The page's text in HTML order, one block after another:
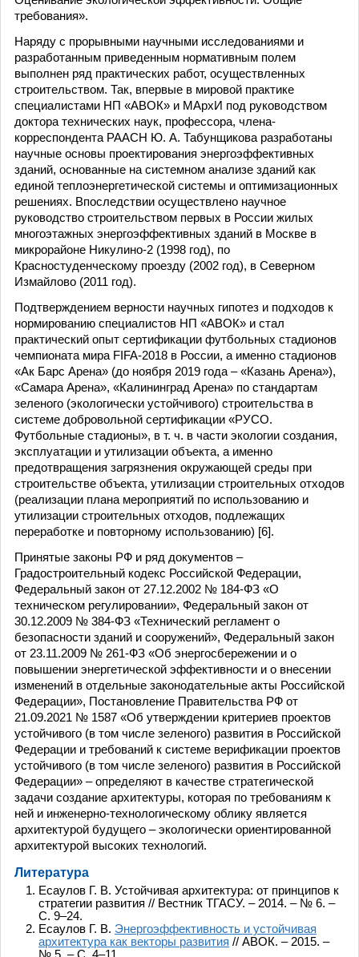
требования».
Наряду с прорывными научными исследованиями и
разработанным приведенным нормативным полем
выполнен ряд практических работ, осуществленных
строительством. Так, впервые в мировой практике
специалистами НП «АВОК» и МАрхИ под руководством
доктора технических наук, профессора, члена-
корреспондента РААСН Ю. А. Табунщикова разработаны
научные основы проектирования энергоэффективных
зданий, основанные на системном анализе зданий как
единой теплоэнергетической системы и оптимизационных
решениях. Впоследствии осуществлено научное
руководство строительством первых в России жилых
многоэтажных энергоэффективных зданий в Москве в
микрорайоне Никулино-2 (1998 год), по
Красностуденческому проезду (2002 год), в Северном
Измайлово (2011 год).
Подтверждением верности научных гипотез и подходов к
нормированию специалистов НП «АВОК» и стал
практический опыт сертификации футбольных стадионов
чемпионата мира FIFA-2018 в России, а именно стадионов
«Ак Барс Арена» (до ноября 2019 года – «Казань Арена»),
«Самара Арена», «Калининград Арена» по стандартам
зеленого (экологически устойчивого) строительства в
системе добровольной сертификации «РУСО.
Футбольные стадионы», в т. ч. в части экологии создания,
эксплуатации и утилизации объекта, а именно
предотвращения загрязнения окружающей среды при
строительстве объекта, утилизации строительных отходов
(реализации плана мероприятий по использованию и
утилизации строительных отходов, подлежащих
переработке и повторному использованию) [6].
Принятые законы РФ и ряд документов –
Градостроительный кодекс Российской Федерации,
Федеральный закон от 27.12.2002 № 184-ФЗ «О
техническом регулировании», Федеральный закон от
30.12.2009 № 384-ФЗ «Технический регламент о
безопасности зданий и сооружений», Федеральный закон
от 23.11.2009 № 261-ФЗ «Об энергосбережении и о
повышении энергетической эффективности и о внесении
изменений в отдельные законодательные акты Российской
Федерации», Постановление Правительства РФ от
21.09.2021 № 1587 «Об утверждении критериев проектов
устойчивого (в том числе зеленого) развития в Российской
Федерации и требований к системе верификации проектов
устойчивого (в том числе зеленого) развития в Российской
Федерации» – определяют в качестве стратегической
задачи создание архитектуры, которая по требованиям к
ней и инженерно-технологическому облику является
архитектурой будущего – экологически ориентированной
архитектурой высоких технологий.
Литература
Есаулов Г. В. Устойчивая архитектура: от принципов к
стратегии развития // Вестник ТГАСУ. – 2014. – № 6. –
С. 9–24.
Есаулов Г. В. Энергоэффективность и устойчивая
архитектура как векторы развития // АВОК. – 2015. –